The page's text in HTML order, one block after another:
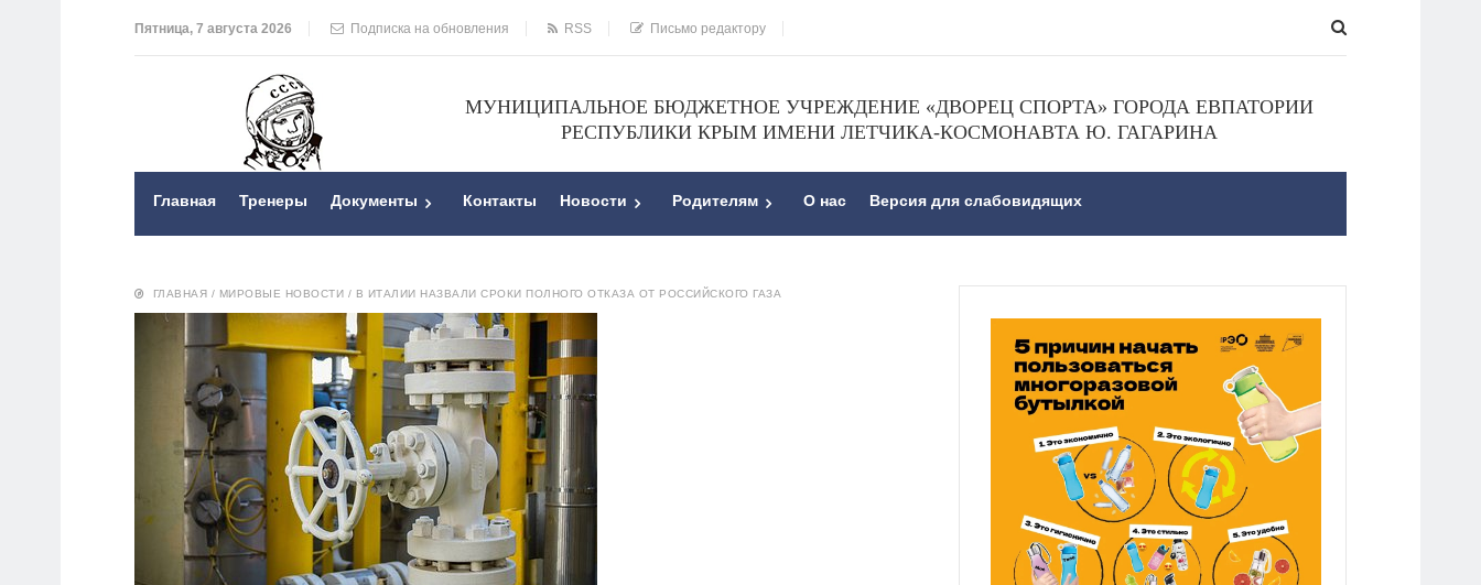
Пятница, 7 августа 2026 Подписка на обновления RSS Письмо редактору
МУНИЦИПАЛЬНОЕ БЮДЖЕТНОЕ УЧРЕЖДЕНИЕ «ДВОРЕЦ СПОРТА» ГОРОДА ЕВПАТОРИИ
РЕСПУБЛИКИ КРЫМ ИМЕНИ ЛЕТЧИКА-КОСМОНАВТА Ю. ГАГАРИНА
Главная Тренеры Документы Контакты Новости Родителям О нас Версия для слабовидящих
ГЛАВНАЯ / МИРОВЫЕ НОВОСТИ / В ИТАЛИИ НАЗВАЛИ СРОКИ ПОЛНОГО ОТКАЗА ОТ РОССИЙСКОГО ГАЗА